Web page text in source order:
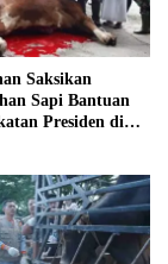
Saksikan
Sapi Bantuan
Presiden di